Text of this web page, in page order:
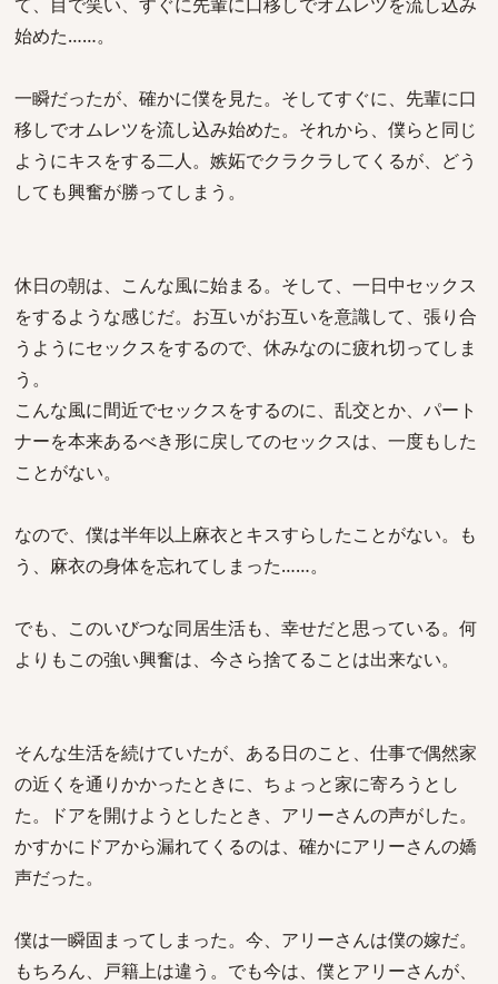
始めた……。
一瞬だったが、確かに僕を見た。そしてすぐに、先輩に口
移しでオムレツを流し込み始めた。それから、僕らと同じ
ようにキスをする二人。嫉妬でクラクラしてくるが、どう
しても興奮が勝ってしまう。
休日の朝は、こんな風に始まる。そして、一日中セックス
をするような感じだ。お互いがお互いを意識して、張り合
うようにセックスをするので、休みなのに疲れ切ってしま
う。
こんな風に間近でセックスをするのに、乱交とか、パート
ナーを本来あるべき形に戻してのセックスは、一度もした
ことがない。
なので、僕は半年以上麻衣とキスすらしたことがない。も
う、麻衣の身体を忘れてしまった……。
でも、このいびつな同居生活も、幸せだと思っている。何
よりもこの強い興奮は、今さら捨てることは出来ない。
そんな生活を続けていたが、ある日のこと、仕事で偶然家
の近くを通りかかったときに、ちょっと家に寄ろうとし
た。ドアを開けようとしたとき、アリーさんの声がした。
かすかにドアから漏れてくるのは、確かにアリーさんの嬌
声だった。
僕は一瞬固まってしまった。今、アリーさんは僕の嫁だ。
もちろん、戸籍上は違う。でも今は、僕とアリーさんが、